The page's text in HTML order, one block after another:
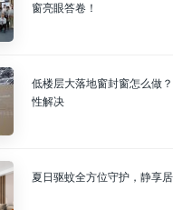
窗亮眼答卷！
低楼层大落地窗封窗怎么做
性解决
夏日驱蚊全方位守护，静享